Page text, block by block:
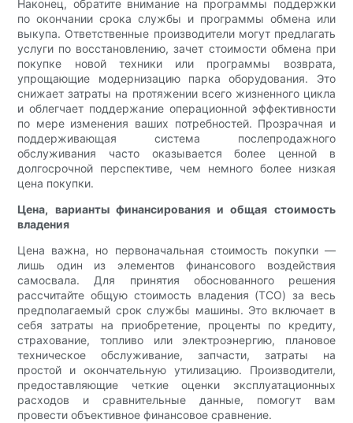
Наконец, обратите внимание на программы поддержки
по окончании срока службы и программы обмена или
выкупа. Ответственные производители могут предлагать
услуги по восстановлению, зачет стоимости обмена при
покупке новой техники или программы возврата,
упрощающие модернизацию парка оборудования. Это
снижает затраты на протяжении всего жизненного цикла
и облегчает поддержание операционной эффективности
по мере изменения ваших потребностей. Прозрачная и
поддерживающая система послепродажного
обслуживания часто оказывается более ценной в
долгосрочной перспективе, чем немного более низкая
цена покупки.
Цена, варианты финансирования и общая стоимость
владения
Цена важна, но первоначальная стоимость покупки —
лишь один из элементов финансового воздействия
самосвала. Для принятия обоснованного решения
рассчитайте общую стоимость владения (TCO) за весь
предполагаемый срок службы машины. Это включает в
себя затраты на приобретение, проценты по кредиту,
страхование, топливо или электроэнергию, плановое
техническое обслуживание, запчасти, затраты на
простой и окончательную утилизацию. Производители,
предоставляющие четкие оценки эксплуатационных
расходов и сравнительные данные, помогут вам
провести объективное финансовое сравнение.